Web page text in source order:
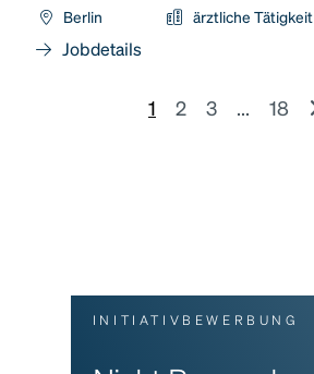
Berlin ärztliche Tätigkeit
Jobdetails
1 2 3 ... 18
INITIATIVBEWERBUNG